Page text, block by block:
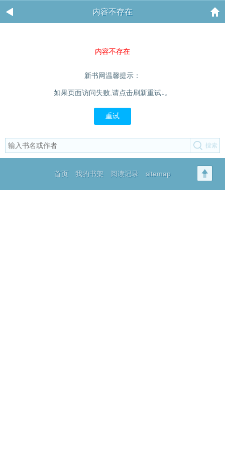
内容不存在
内容不存在
新书网温馨提示：
如果页面访问失败,请点击刷新重试↓。
重试
首页 我的书架 阅读记录 sitemap